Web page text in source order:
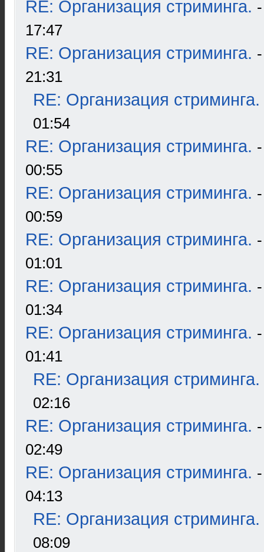
RE: Организация стриминга.
17:47
RE: Организация стриминга.
21:31
RE: Организация стриминга.
01:54
RE: Организация стриминга.
00:55
RE: Организация стриминга.
00:59
RE: Организация стриминга.
01:01
RE: Организация стриминга.
01:34
RE: Организация стриминга.
01:41
RE: Организация стриминга.
02:16
RE: Организация стриминга.
02:49
RE: Организация стриминга.
04:13
RE: Организация стриминга.
08:09